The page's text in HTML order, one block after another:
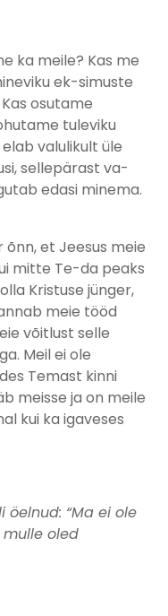
ka meile? Kas me
ek-simuste
osutame
tuleviku
valulikult üle
sellepärast va-
edasi minema.
õnn, et Jeesus meie
mitte Te-da peaks
Kristuse jünger,
meie tööd
võitlust selle
Meil ei ole
Temast kinni
meisse ja on meile
kui ka igaveses
öelnud: “Ma ei ole
oled